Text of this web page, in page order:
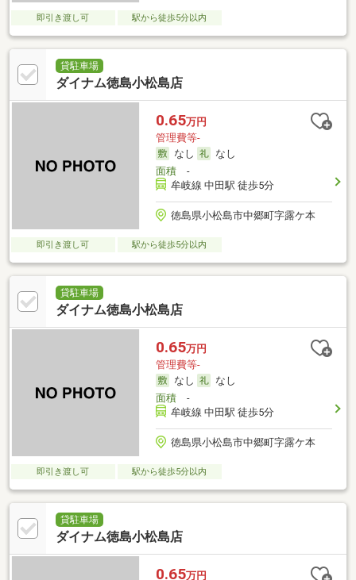
即引き渡し可 駅から徒歩5分以内
貸駐車場
ダイナム徳島小松島店
0.65万円
管理費等-
なし
なし
面積-
牟岐線 中田駅 徒歩5分
徳島県小松島市中郷町字露ケ本
即引き渡し可 駅から徒歩5分以内
貸駐車場
ダイナム徳島小松島店
0.65万円
管理費等-
なし
なし
面積-
牟岐線 中田駅 徒歩5分
徳島県小松島市中郷町字露ケ本
即引き渡し可 駅から徒歩5分以内
貸駐車場
ダイナム徳島小松島店
0.65万円